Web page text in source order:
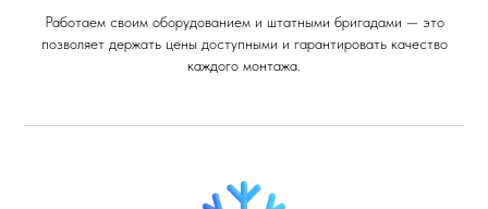
Работаем своим оборудованием и штатными бригадами — это
позволяет держать цены доступными и гарантировать качество
каждого монтажа.